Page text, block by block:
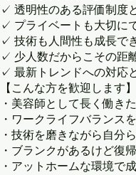
✓ 透明性のある評価制度
✓ プライベートも大切に
✓ 技術も人間性も成長で
✓ 少人数だからこその距
✓ 最新トレンドへの対応
【こんな方を歓迎します】
・美容師として長く働き
・ワークライフバランス
・技術を磨きながら自分
・ブランクがあるけど復
・アットホームな環境で